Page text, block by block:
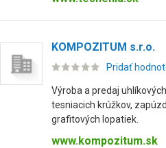
KOMPOZITUM s.r.o.
Pridať
Výroba a predaj
tesniacich krúžkov,
grafitových lopatiek.
www.kompozitum.sk